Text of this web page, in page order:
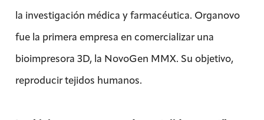
la investigación médica y farmacéutica. Organovo
fue la primera empresa en comercializar una
bioimpresora 3D, la NovoGen MMX. Su objetivo,
reproducir tejidos humanos.